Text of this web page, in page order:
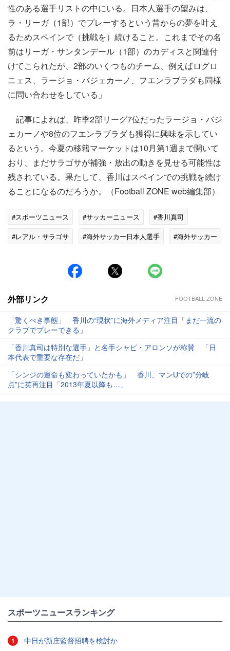
性のある選手リストの中にいる。日本人選手の望みは、
ラ・リーガ（1部）でプレーするという昔からの夢を叶え
るためスペインで（挑戦を）続けること。これまでその名
前はリーガ・サンタンデール（1部）のカディスと関連付
けてこられたが、2部のいくつものチーム、例えばログロ
ニェス、ラージョ・バジェカーノ、フエンラブラダも同様
に問い合わせをしている」
記事によれば、昨季2部リーグ7位だったラージョ・バジ
ェカーノや8位のフエンラブラダも獲得に興味を示してい
るという。今夏の移籍マーケットは10月第1週まで開いて
おり、まだサラゴサが補強・放出の動きを見せる可能性は
残されている。果たして、香川はスペインでの挑戦を続け
ることになるのだろうか。（Football ZONE web編集部）
#スポーツニュース #サッカーニュース
#香川真司
#レアル・サラゴサ
#海外サッカー日本人選手 #海外サッカー
外部リンク FOOTBALL ZONE
「驚くべき事態」 香川の“現状”に海外メディア注目「まだ一流の
クラブでプレーできる」
「香川真司は特別な選手」と名手シャビ・アロンソが称賛 「日
本代表で重要な存在だ」
「シンジの運命も変わっていたかも」 香川、マンUでの”分岐
点”に英再注目「2013年夏以降も…」
スポーツニュースランキング
1 中日が新庄監督招聘を検討か